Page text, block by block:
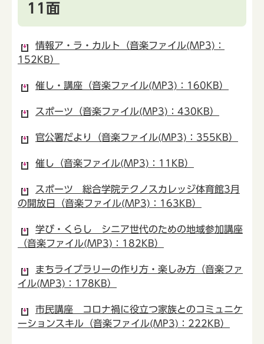
11面
情報ア・ラ・カルト（音楽ファイル(MP3)：
152KB）
催し・講座（音楽ファイル(MP3)：160KB）
スポーツ（音楽ファイル(MP3)：430KB）
官公署だより（音楽ファイル(MP3)：355KB）
催し（音楽ファイル(MP3)：11KB）
スポーツ 総合学院テクノスカレッジ体育館3月
の開放日（音楽ファイル(MP3)：163KB）
学び・くらし シニア世代のための地域参加講座
（音楽ファイル(MP3)：182KB）
まちライブラリーの作り方・楽しみ方（音楽ファ
イル(MP3)：178KB）
市民講座 コロナ禍に役立つ家族とのコミュニケ
ーションスキル（音楽ファイル(MP3)：222KB）